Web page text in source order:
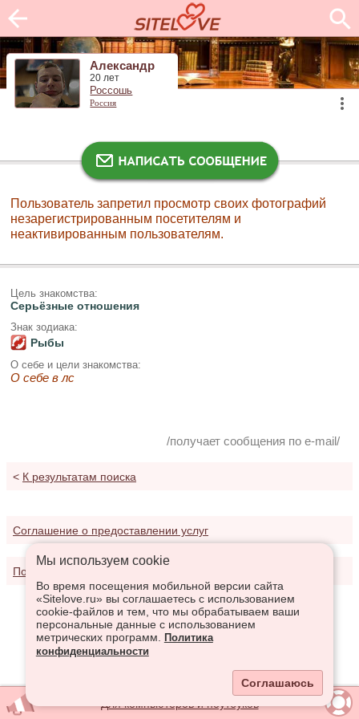
Александр
20 лет
Россошь
Россия
Пользователь запретил просмотр своих фотографий
незарегистрированным посетителям и
неактивированным пользователям.
Цель знакомства:
Серьёзные отношения
Знак зодиака:
Рыбы
О себе и цели знакомства:
О себе в лс
/получает сообщения по e-mail/
< К результатам поиска
Соглашение о предоставлении услуг
Политика конфиденциальности
Мы используем сookie
Во время посещения мобильной версии сайта
«Sitelove.ru» вы соглашаетесь с использованием
cookie-файлов и тем, что мы обрабатываем ваши
персональные данные с использованием
метрических программ.
Политика
конфиденциальности
Соглашаюсь
Для компьютеров и ноутбуков